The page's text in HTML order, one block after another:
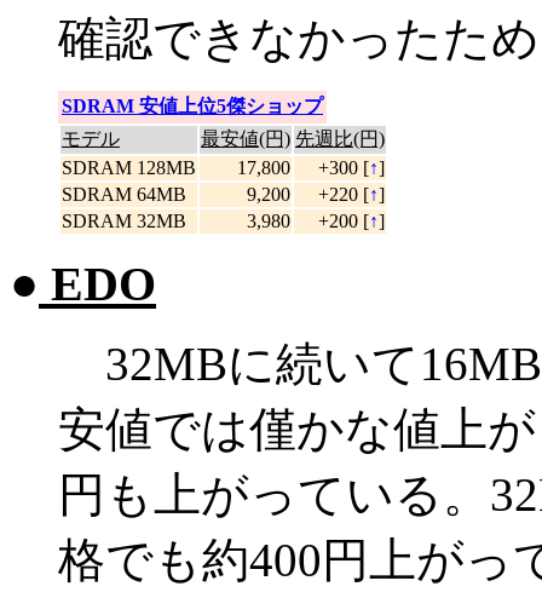
確認できなかったた
SDRAM 安値上位5傑ショップ
モデル
最安値(円) 先週比(円)
SDRAM 128MB
17,800 +300 [↑]
SDRAM 64MB
9,200 +220 [↑]
SDRAM 32MB
3,980 +200 [↑]
● EDO
32MBに続いて
安値では僅かな値上
円も上がっている。
格でも約400円上がっ